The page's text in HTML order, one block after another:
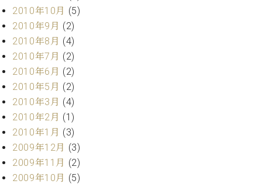
せ
尾山調律師のブ
ログ Die
Musikgasse（音
楽の小道）
2010年10月 (5)
2010年9月 (2)
2010年8月 (4)
2010年7月 (2)
2010年6月 (2)
2010年5月 (2)
2010年3月 (4)
2010年2月 (1)
2010年1月 (3)
2009年12月 (3)
2009年11月 (2)
2009年10月 (5)